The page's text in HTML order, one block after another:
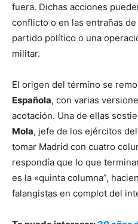
fuera. Dichas acciones
conflicto o en las entrañas
partido político o una
militar.
El origen del término se
Española, con varias
acotación. Una de ellas
Mola, jefe de los ejércitos
tomar Madrid con cuatro
respondía que lo que
es la «quinta columna”,
falangistas en complot del